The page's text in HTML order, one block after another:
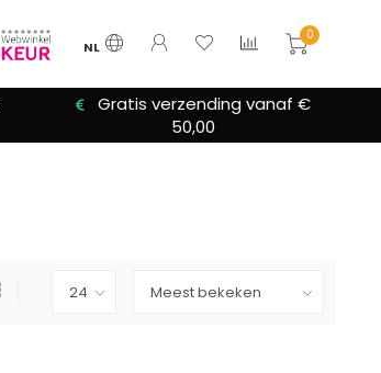
NL
0
Gratis verzending vanaf €
50,00